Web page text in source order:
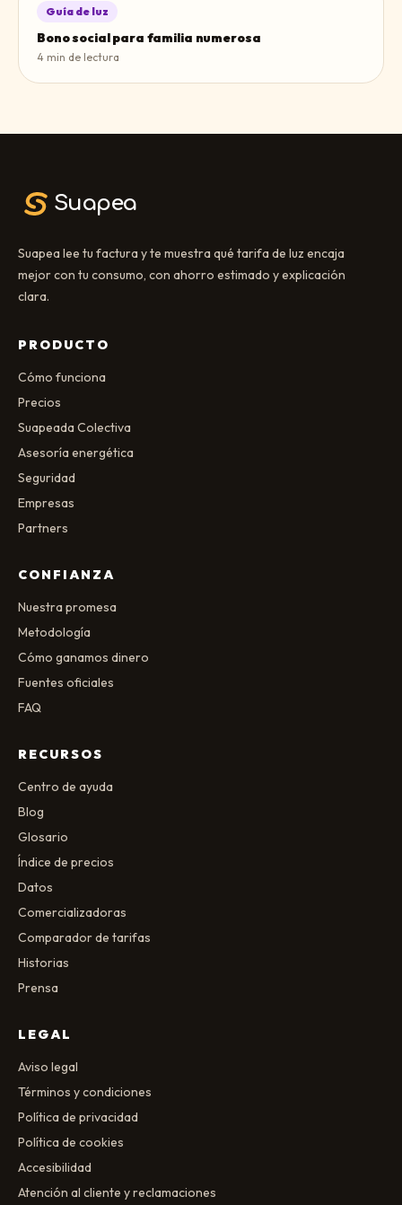
Guía de luz
Bono social para familia numerosa
4 min de lectura
Suapea
Suapea lee tu factura y te muestra qué tarifa de luz encaja
mejor con tu consumo, con ahorro estimado y explicación
clara.
PRODUCTO
Cómo funciona
Precios
Suapeada Colectiva
Asesoría energética
Seguridad
Empresas
Partners
CONFIANZA
Nuestra promesa
Metodología
Cómo ganamos dinero
Fuentes oficiales
FAQ
RECURSOS
Centro de ayuda
Blog
Glosario
Índice de precios
Datos
Comercializadoras
Comparador de tarifas
Historias
Prensa
LEGAL
Aviso legal
Términos y condiciones
Política de privacidad
Política de cookies
Accesibilidad
Atención al cliente y reclamaciones